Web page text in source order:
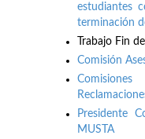
estudiantes
terminación
Trabajo Fin
Comisión
Presidente
MUSTA